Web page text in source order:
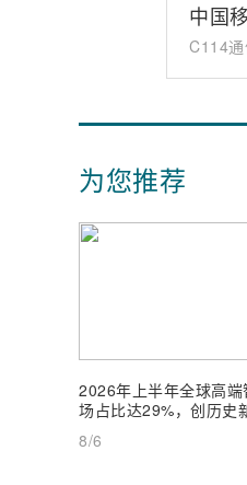
中国
C114通
为您推荐
2026年上半年全球高端
场占比达29%，创历史
8/6